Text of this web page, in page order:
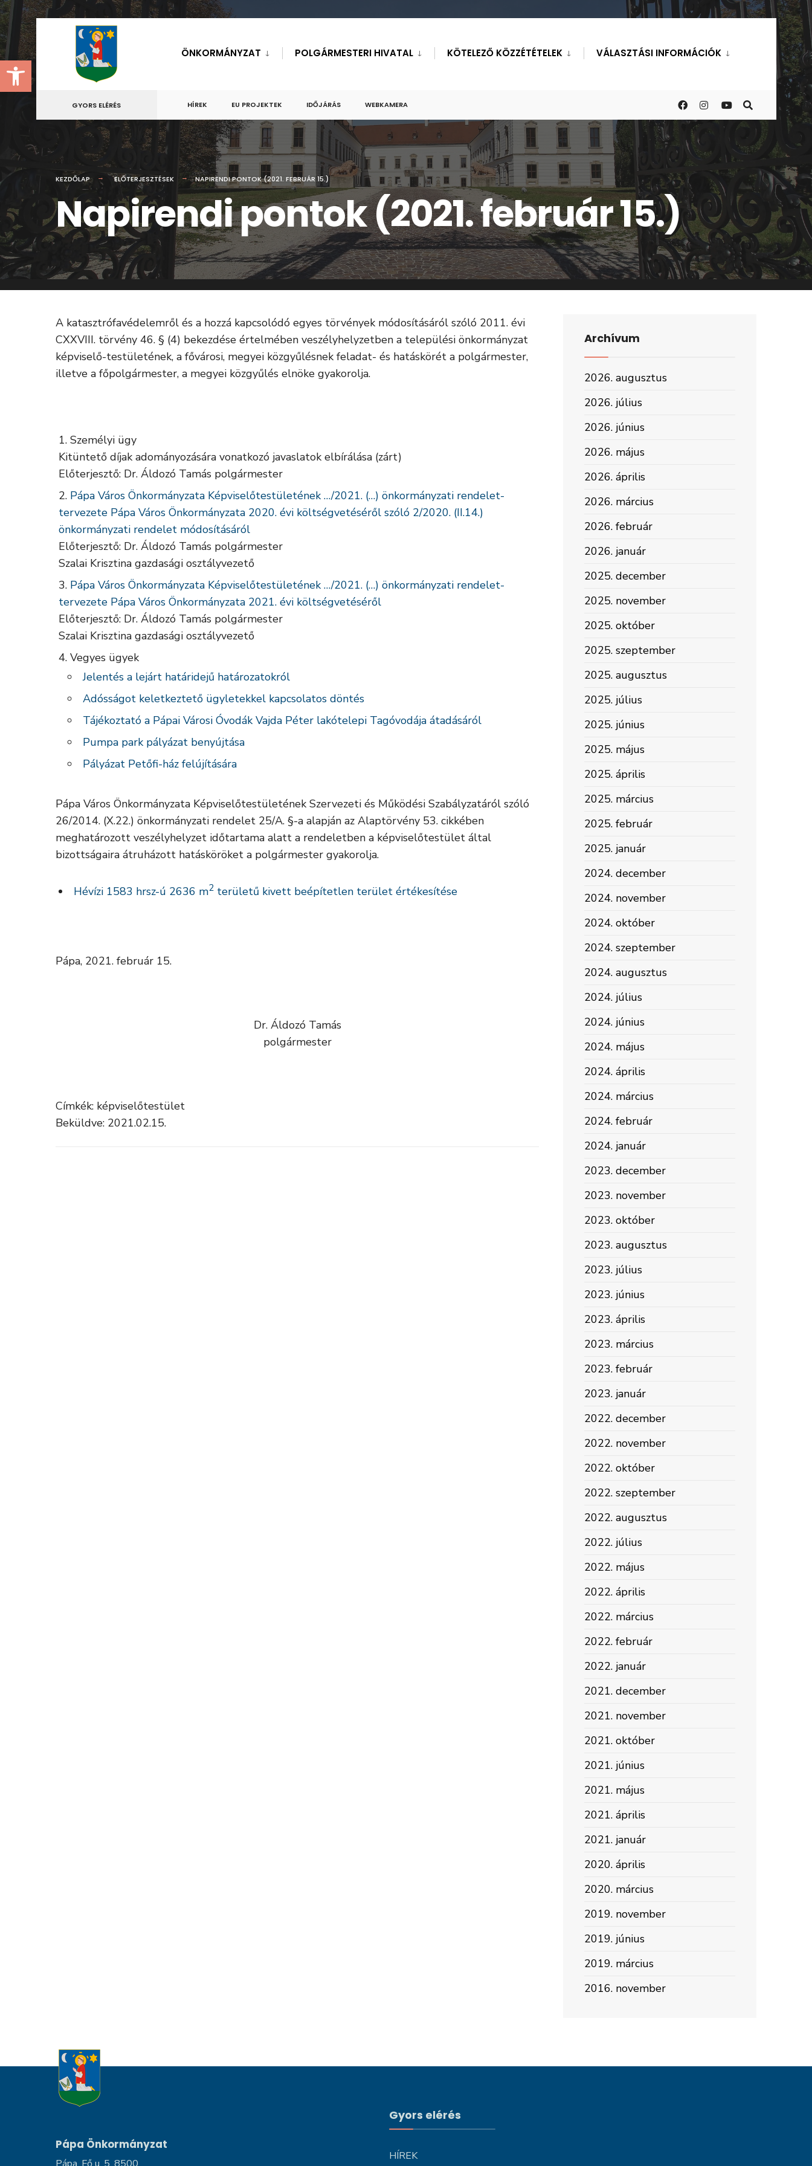
Eszköztár megnyitása
content
ÖNKORMÁNYZAT POLGÁRMESTERI HIVATAL KÖTELEZŐ KÖZZÉTÉTELEK VÁLASZTÁSI INFORMÁCIÓK
GYORS ELÉRÉS HÍREK EU PROJEKTEK IDŐJÁRÁS WEBKAMERA
KEZDŐLAP ELŐTERJESZTÉSEK NAPIRENDI PONTOK (2021. FEBRUÁR 15.)
Napirendi pontok (2021. február 15.)
A katasztrófavédelemről és a hozzá kapcsolódó egyes törvények módosításáról szóló 2011. évi
CXXVIII. törvény 46. § (4) bekezdése értelmében veszélyhelyzetben a települési önkormányzat
képviselő-testületének, a fővárosi, megyei közgyűlésnek feladat- és hatáskörét a polgármester,
illetve a főpolgármester, a megyei közgyűlés elnöke gyakorolja.
Személyi ügy
Kitüntető díjak adományozására vonatkozó javaslatok elbírálása (zárt)
Előterjesztő: Dr. Áldozó Tamás polgármester
Pápa Város Önkormányzata Képviselőtestületének …/2021. (…) önkormányzati rendelet-
tervezete Pápa Város Önkormányzata 2020. évi költségvetéséről szóló 2/2020. (II.14.)
önkormányzati rendelet módosításáról
Előterjesztő: Dr. Áldozó Tamás polgármester
Szalai Krisztina gazdasági osztályvezető
Pápa Város Önkormányzata Képviselőtestületének …/2021. (…) önkormányzati rendelet-
tervezete Pápa Város Önkormányzata 2021. évi költségvetéséről
Előterjesztő: Dr. Áldozó Tamás polgármester
Szalai Krisztina gazdasági osztályvezető
Vegyes ügyek
Jelentés a lejárt határidejű határozatokról
Adósságot keletkeztető ügyletekkel kapcsolatos döntés
Tájékoztató a Pápai Városi Óvodák Vajda Péter lakótelepi Tagóvodája átadásáról
Pumpa park pályázat benyújtása
Pályázat Petőfi-ház felújítására
Pápa Város Önkormányzata Képviselőtestületének Szervezeti és Működési Szabályzatáról szóló
26/2014. (X.22.) önkormányzati rendelet 25/A. §-a alapján az Alaptörvény 53. cikkében
meghatározott veszélyhelyzet időtartama alatt a rendeletben a képviselőtestület által
bizottságaira átruházott hatásköröket a polgármester gyakorolja.
Hévízi 1583 hrsz-ú 2636 m2 területű kivett beépítetlen terület értékesítése
Pápa, 2021. február 15.
Dr. Áldozó Tamás
polgármester
Címkék: képviselőtestület
Beküldve: 2021.02.15.
Archívum
2026. augusztus
2026. július
2026. június
2026. május
2026. április
2026. március
2026. február
2026. január
2025. december
2025. november
2025. október
2025. szeptember
2025. augusztus
2025. július
2025. június
2025. május
2025. április
2025. március
2025. február
2025. január
2024. december
2024. november
2024. október
2024. szeptember
2024. augusztus
2024. július
2024. június
2024. május
2024. április
2024. március
2024. február
2024. január
2023. december
2023. november
2023. október
2023. augusztus
2023. július
2023. június
2023. április
2023. március
2023. február
2023. január
2022. december
2022. november
2022. október
2022. szeptember
2022. augusztus
2022. július
2022. május
2022. április
2022. március
2022. február
2022. január
2021. december
2021. november
2021. október
2021. június
2021. május
2021. április
2021. január
2020. április
2020. március
2019. november
2019. június
2019. március
2016. november
Pápa Önkormányzat
Gyors elérés
HÍREK